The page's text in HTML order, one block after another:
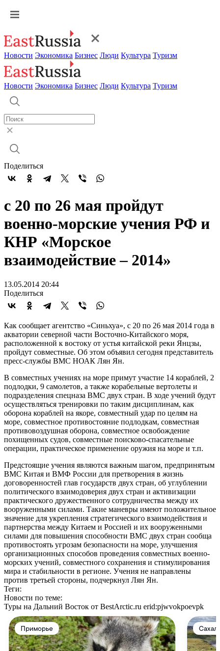
Новости Экономика Бизнес Люди Культура Туризм
Новости Экономика Бизнес Люди Культура Туризм
Поделиться
с 20 по 26 мая пройдут
военно-морские учения РФ и
КНР «Морское
взаимодействие – 2014»
13.05.2014 20:44
Поделиться
Как сообщает агентство «Синьхуа», с 20 по 26 мая 2014 года в
акватории северной части Восточно-Китайского моря,
расположенной к востоку от устья китайской реки Янцзы,
пройдут совместные. Об этом объявил сегодня представитель
пресс-службы ВМС НОАК Лян Ян.
В совместных учениях на море примут участие 14 кораблей, 2
подлодки, 9 самолетов, а также корабельные вертолеты и
подразделения спецназа ВМС двух стран. В ходе учений будут
осуществляться тренировки по таким дисциплинам, как
оборона кораблей на якоре, совместный удар по целям на
море, совместное противостояние подлодкам, совместная
противовоздушная оборона, совместное освобождение
похищенных судов, совместные поисково-спасательные
операции, практическое применение оружия на море и т.п.
Предстоящие учения являются важным шагом, предпринятым
ВМС Китая и ВМФ России для претворения в жизнь
договоренностей глав государств двух стран, об углублении
политического взаимодоверия двух стран и активизации
практического дружественного сотрудничества между их
вооруженными силами. Такие маневры имеют положительное
значение для укрепления стратегического взаимодействия и
партнерства между Китаем и Россией и их вооруженными
силами для повышения способности ВМС двух стран сообща
противостоять угрозам безопасности на море, улучшения
организационных способов проведения совместных военно-
морских учений, совместного сохранения и стимулирования
мира и стабильности в регионе. Учения не направлены
против третьей стороны, подчеркнул Лян Ян.
Теги:
Новости по теме:
Туры на Дальний Восток от BestArctic.ru erid:pjwvokpoevpk